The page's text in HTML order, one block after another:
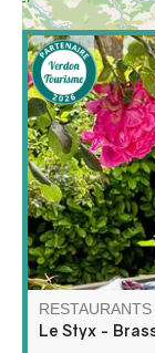
A la Palud-
la Brasserie le
RESTAURANTS
Le Styx -